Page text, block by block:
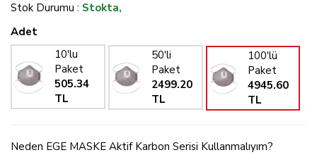
Stok Durumu : Stokta,
Adet
10'lu
Paket
505.34
TL
50'li
Paket
2499.20
TL
100'lü
Paket
4945.60
TL
Neden EGE MASKE Aktif Karbon Serisi Kullanmalıyım?